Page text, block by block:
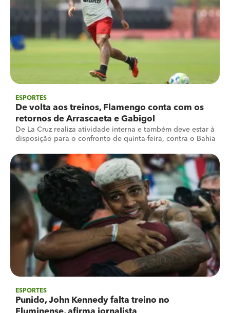
ESPORTES
De volta aos treinos, Flamengo conta com os
retornos de Arrascaeta e Gabigol
De La Cruz realiza atividade interna e também deve estar à
disposição para o confronto de quinta-feira, contra o Bahia
ESPORTES
Punido, John Kennedy falta treino no